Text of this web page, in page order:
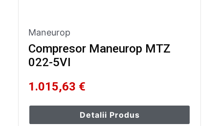
Maneurop
Compresor Maneurop MTZ
022-5VI
1.015,63 €
Detalii Produs